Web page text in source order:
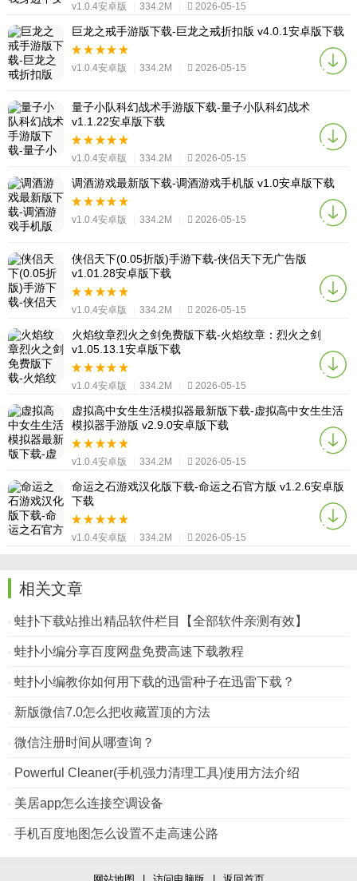
v1.0.4安卓版 334.2M 2026-05-15
巨龙之戒手游版下载-巨龙之戒折扣版 v4.0.1安卓版下载
v1.0.4安卓版 334.2M 2026-05-15
量子小队科幻战术手游版下载-量子小队科幻战术
v1.1.22安卓版下载
v1.0.4安卓版 334.2M 2026-05-15
调酒游戏最新版下载-调酒游戏手机版 v1.0安卓版下载
v1.0.4安卓版 334.2M 2026-05-15
侠侣天下(0.05折版)手游下载-侠侣天下无广告版
v1.01.28安卓版下载
v1.0.4安卓版 334.2M 2026-05-15
火焰纹章烈火之剑免费版下载-火焰纹章：烈火之剑
v1.05.13.1安卓版下载
v1.0.4安卓版 334.2M 2026-05-15
虚拟高中女生生活模拟器最新版下载-虚拟高中女生生活
模拟器手游版 v2.9.0安卓版下载
v1.0.4安卓版 334.2M 2026-05-15
命运之石游戏汉化版下载-命运之石官方版 v1.2.6安卓版
下载
v1.0.4安卓版 334.2M 2026-05-15
相关文章
蛙扑下载站推出精品软件栏目【全部软件亲测有效】
蛙扑小编分享百度网盘免费高速下载教程
蛙扑小编教你如何用下载的迅雷种子在迅雷下载？
新版微信7.0怎么把收藏置顶的方法
微信注册时间从哪查询？
Powerful Cleaner(手机强力清理工具)使用方法介绍
美居app怎么连接空调设备
手机百度地图怎么设置不走高速公路